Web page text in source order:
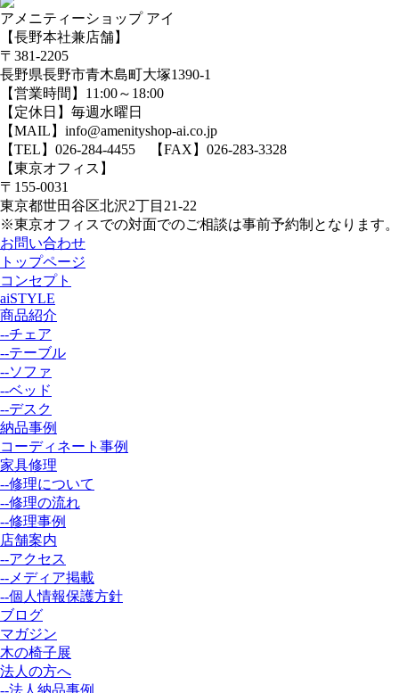
アメニティーショップ アイ
【長野本社兼店舗】
〒381-2205
長野県長野市青木島町大塚1390-1
【営業時間】11:00～18:00
【定休日】毎週水曜日
【MAIL】info@amenityshop-ai.co.jp
【TEL】 026-284-4455 【FAX】026-283-3328
【東京オフィス】
〒155-0031
東京都世田谷区北沢2丁目21-22
※東京オフィスでの対面でのご相談は事前予約制となります。
お問い合わせ
トップページ
コンセプト
aiSTYLE
商品紹介
--チェア
--テーブル
--ソファ
--ベッド
--デスク
納品事例
コーディネート事例
家具修理
--修理について
--修理の流れ
--修理事例
店舗案内
--アクセス
--メディア掲載
--個人情報保護方針
ブログ
マガジン
木の椅子展
法人の方へ
--法人納品事例